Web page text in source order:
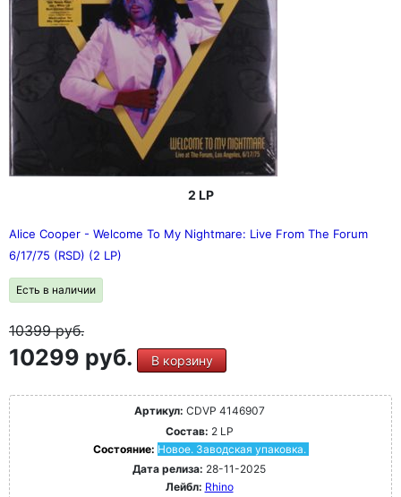
2 LP
Alice Cooper - Welcome To My Nightmare: Live From The Forum
6/17/75 (RSD) (2 LP)
Есть в наличии
10399руб.
10299 руб. В корзину
Артикул: CDVP 4146907
Состав: 2 LP
Состояние: Новое. Заводская упаковка.
Дата релиза: 28-11-2025
Лейбл: Rhino